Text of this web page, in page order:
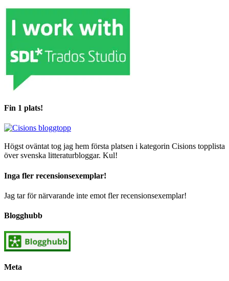
Fin 1 plats!
Högst oväntat tog jag hem första platsen i kategorin Cisions topplista
över svenska litteraturbloggar. Kul!
Inga fler recensionsexemplar!
Jag tar för närvarande inte emot fler recensionsexemplar!
Blogghubb
Meta